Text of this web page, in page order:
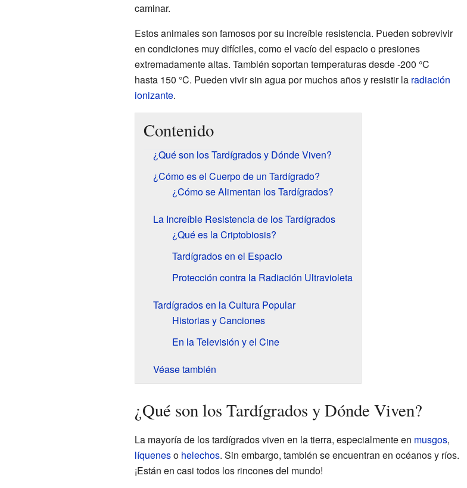
caminar.
Estos animales son famosos por su increíble resistencia. Pueden sobrevivir
en condiciones muy difíciles, como el vacío del espacio o presiones
extremadamente altas. También soportan temperaturas desde -200 °C
hasta 150 °C. Pueden vivir sin agua por muchos años y resistir la radiación
ionizante.
Contenido
¿Qué son los Tardígrados y Dónde Viven?
¿Cómo es el Cuerpo de un Tardígrado?
¿Cómo se Alimentan los Tardígrados?
La Increíble Resistencia de los Tardígrados
¿Qué es la Criptobiosis?
Tardígrados en el Espacio
Protección contra la Radiación Ultravioleta
Tardígrados en la Cultura Popular
Historias y Canciones
En la Televisión y el Cine
Véase también
¿Qué son los Tardígrados y Dónde Viven?
La mayoría de los tardígrados viven en la tierra, especialmente en musgos,
líqueneso helechos. Sin embargo, también se encuentran en océanos y ríos.
¡Están en casi todos los rincones del mundo!